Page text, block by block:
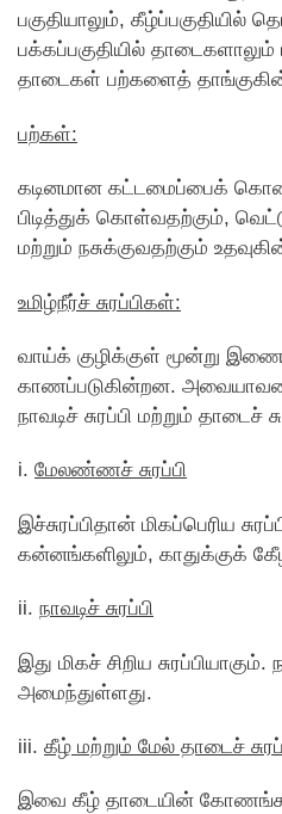
பகுதியாலும், கீழ்ப்பகுதியில்
பக்கப்பகுதியில்
தாடைகள் பற்களைத்
பற்கள்:
கடினமான கட்டமைப்பைக்
பிடித்துக் கொள்வதற்கும்,
மற்றும் நசுக்குவதற்கும்
உமிழ்நீர்ச் சுரப்பிகள்:
வாய்க் குழிக்குள் மூன்று இணை
காணப்படுகின்றன.
நாவடிச் சுரப்பி மற்றும் தாடைச்
i. மேலண்ணச் சுரப்பி
இச்சுரப்பிதான் மிகப்பெரிய
கன்னங்களிலும், காதுக்குக்
ii. நாவடிச் சுரப்பி
இது மிகச் சிறிய சுரப்பியாகும்.
அமைந்துள்ளது.
iii. கீழ் மற்றும் மேல் தாடைச்
இவை கீழ் தாடையின்